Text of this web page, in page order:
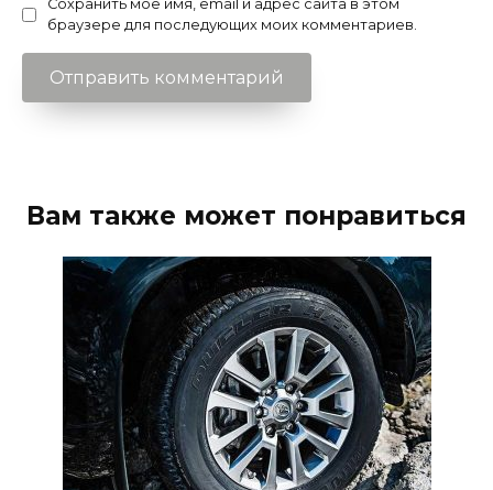
Сохранить моё имя, email и адрес сайта в этом
браузере для последующих моих комментариев.
Вам также может понравиться